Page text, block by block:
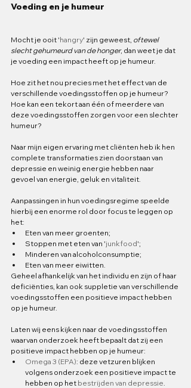
Voeding en je humeur
Mocht je ooit 'hangry' zijn geweest, oftewel
slecht gehumeurd van de honger, dan weet je dat
je voeding een impact heeft op je humeur.
Hoe zit het nou precies met het effect van de
verschillende voedingsstoffen op je humeur?
Hoe kan een tekort aan één of meerdere van
deze voedingsstoffen zorgen voor een slechter
humeur?
Naar mijn eigen ervaring met cliënten heb ik hen
complete transformaties zien doorstaan van
depressie en weinig energie hebben naar
gevoel van energie, geluk en vitaliteit.
Aanpassingen in hun voedingsregime speelde
hierbij een enorme rol door focus te leggen op
het:
Eten van meer groenten;
Stoppen met eten van 'junkfood';
Minderen van alcoholconsumptie;
Eten van meer eiwitten.
Geheel afhankelijk van het individu en zijn of haar
deficiënties, kan ook suppletie van verschillende
voedingsstoffen een positieve impact hebben
op je humeur.
Laten wij eens kijken naar de voedingsstoffen
waarvan onderzoek heeft bepaalt dat zij een
positieve impact hebben op je humeur:
Omega 3 (EPA): deze vetzuren blijken
volgens onderzoek een positieve impact te
hebben op het bestrijden van depressie